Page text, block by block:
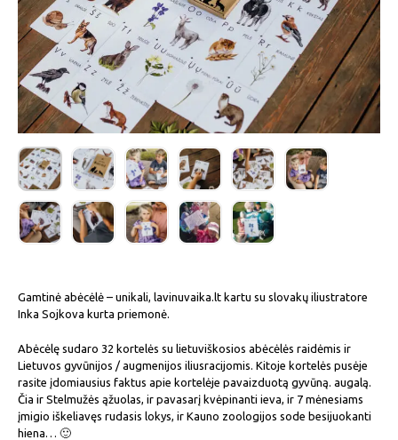
Gamtinė abėcėlė – unikali, lavinuvaika.lt kartu su slovakų iliustratore
Inka Sojkova kurta priemonė.
Abėcėlę sudaro 32 kortelės su lietuviškosios abėcėlės raidėmis ir
Lietuvos gyvūnijos / augmenijos iliusracijomis. Kitoje kortelės pusėje
rasite įdomiausius faktus apie kortelėje pavaizduotą gyvūną. augalą.
Čia ir Stelmužės ąžuolas, ir pavasarį kvėpinanti ieva, ir 7 mėnesiams
įmigio iškeliavęs rudasis lokys, ir Kauno zoologijos sode besijuokanti
hiena… 🙂